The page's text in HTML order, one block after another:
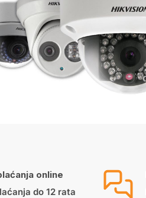
online
do 12 rata